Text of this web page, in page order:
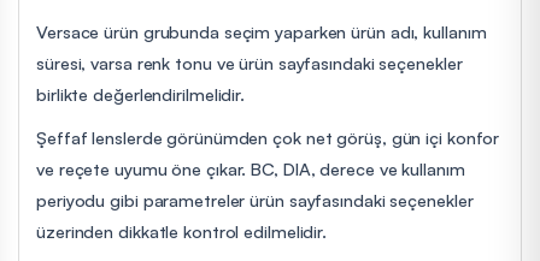
Versace ürün grubunda seçim yaparken ürün adı, kullanım
süresi, varsa renk tonu ve ürün sayfasındaki seçenekler
birlikte değerlendirilmelidir.
Şeffaf lenslerde görünümden çok net görüş, gün içi konfor
ve reçete uyumu öne çıkar. BC, DIA, derece ve kullanım
periyodu gibi parametreler ürün sayfasındaki seçenekler
üzerinden dikkatle kontrol edilmelidir.